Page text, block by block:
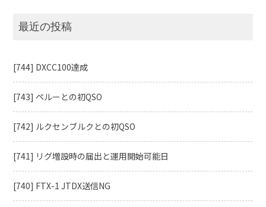
最近の投稿
[744] DXCC100達成
[743] ペルーとの初QSO
[742] ルクセンブルクとの初QSO
[741] リグ増設時の届出と運用開始可能日
[740] FTX-1 JTDX送信NG